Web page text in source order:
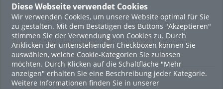
Diese Webseite verwendet Cookies
Wir verwenden Cookies, um unsere Website optimal für Sie
zu gestalten. Mit dem Bestätigen des Buttons "Akzeptieren"
stimmen Sie der Verwendung von Cookies zu. Durch
Anklicken der untenstehenden Checkboxen können Sie
auswählen, welche Cookie-Kategorien Sie zulassen
möchten. Durch Klicken auf die Schaltfläche "Mehr
anzeigen" erhalten Sie eine Beschreibung jeder Kategorie.
Weitere Informationen finden Sie in unserer